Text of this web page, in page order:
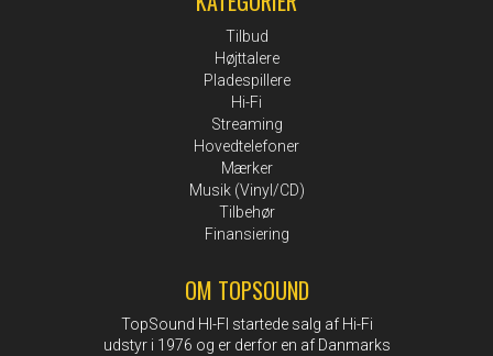
Tilbud
Højttalere
Pladespillere
Hi-Fi
Streaming
Hovedtelefoner
Mærker
Musik (Vinyl/CD)
Tilbehør
Finansiering
OM TOPSOUND
TopSound HI-FI startede salg af Hi-Fi
udstyr i 1976 og er derfor en af Danmarks